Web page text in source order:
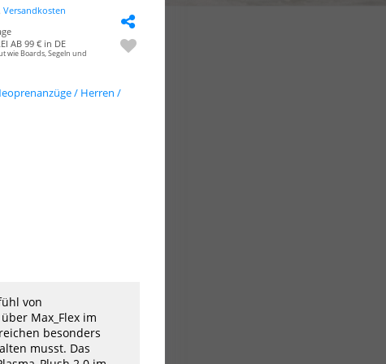
Versandkosten
AB 99 € in DE
wie Boards, Segeln und
/ Herren /
von
Max_Flex im
besonders
musst. Das